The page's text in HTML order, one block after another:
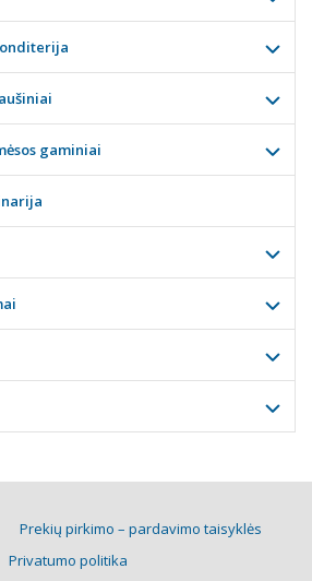
gaminiai
Prekių pirkimo – pardavimo taisyklės
Privatumo politika